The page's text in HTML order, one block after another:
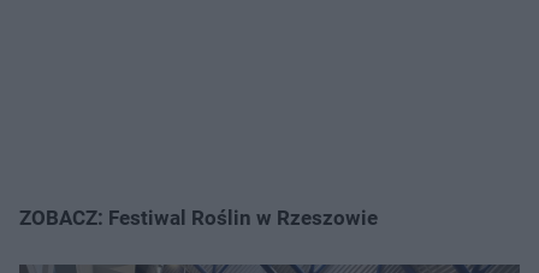
ZOBACZ: Festiwal Roślin w Rzeszowie